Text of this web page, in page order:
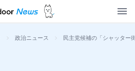
> 政治ニュース > 民主党候補の「シャッター